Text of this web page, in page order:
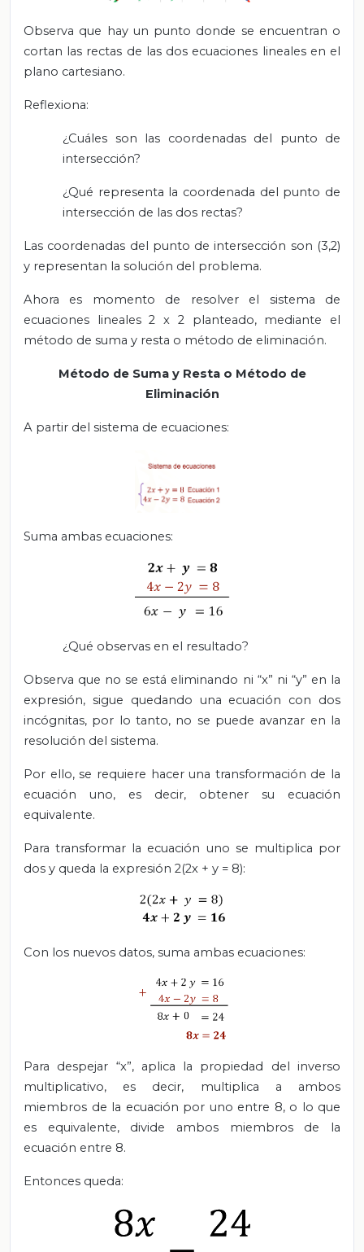
Observa que hay un punto donde se encuentran o
cortan las rectas de las dos ecuaciones lineales en el
plano cartesiano.
Reflexiona:
¿Cuáles son las coordenadas del punto de
intersección?
¿Qué representa la coordenada del punto de
intersección de las dos rectas?
Las coordenadas del punto de intersección son (3,2)
y representan la solución del problema.
Ahora es momento de resolver el sistema de
ecuaciones lineales 2 x 2 planteado, mediante el
método de suma y resta o método de eliminación.
Método de Suma y Resta o Método de
Eliminación
A partir del sistema de ecuaciones:
Suma ambas ecuaciones:
¿Qué observas en el resultado?
Observa que no se está eliminando ni “x” ni “y” en la
expresión, sigue quedando una ecuación con dos
incógnitas, por lo tanto, no se puede avanzar en la
resolución del sistema.
Por ello, se requiere hacer una transformación de la
ecuación uno, es decir, obtener su ecuación
equivalente.
Para transformar la ecuación uno se multiplica por
dos y queda la expresión 2(2x + y = 8):
Con los nuevos datos, suma ambas ecuaciones:
Para despejar “x”, aplica la propiedad del inverso
multiplicativo, es decir, multiplica a ambos
miembros de la ecuación por uno entre 8, o lo que
es equivalente, divide ambos miembros de la
ecuación entre 8.
Entonces queda: